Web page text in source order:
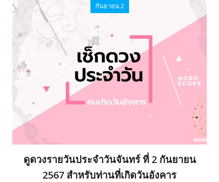
กันยายน 2
ดูดวงรายวันประจำวันจันทร์ ที่ 2 กันยายน
2567 สำหรับท่านที่เกิดวันอังคาร